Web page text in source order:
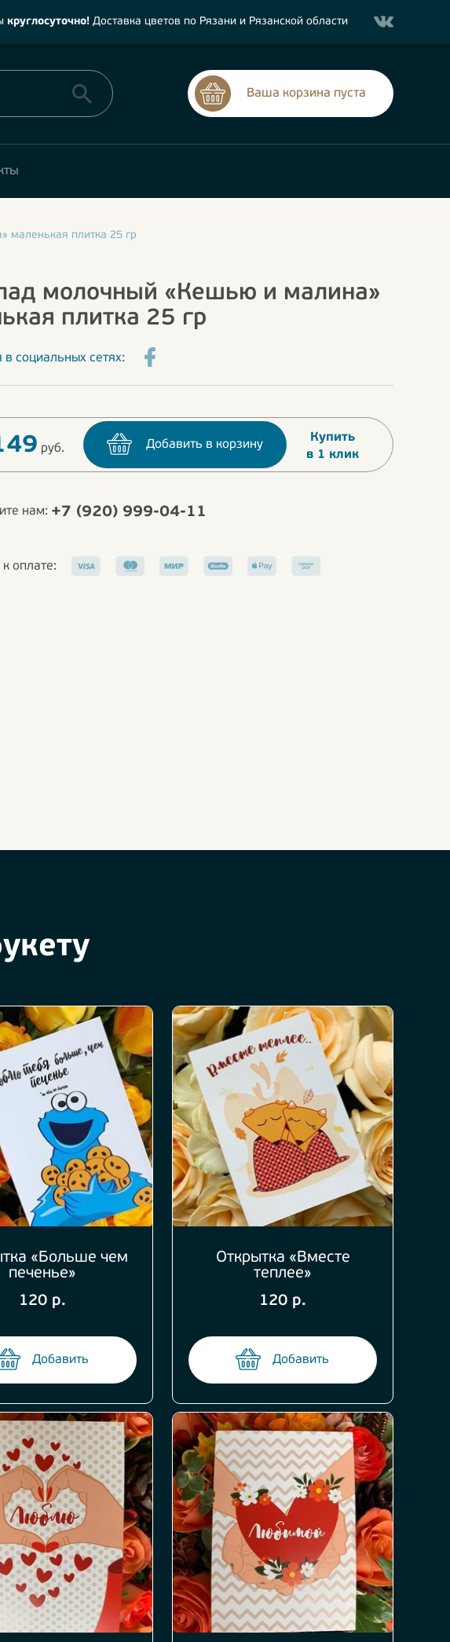
круглосуточно! Доставка цветов по Рязани и Рязанской области
Ваша корзина пуста
плитка 25 гр
молочный «Кешью и малина»
плитка 25 гр
в социальных сетях:
руб. Добавить в корзину
Купить
в 1 клик
нам: +7 (920) 999-04-11
оплате:
«Больше чем
печенье»
120 р.
Добавить
Открытка «Вместе
теплее»
120 р.
Добавить